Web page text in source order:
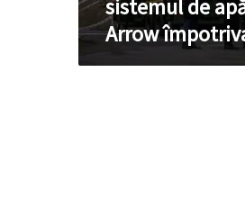
Rusieisistemul de
Arrow